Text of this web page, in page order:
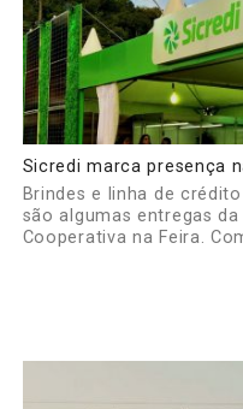
Sicredi marca presença
Brindes e linha de
são algumas entregas
Cooperativa na Feira.